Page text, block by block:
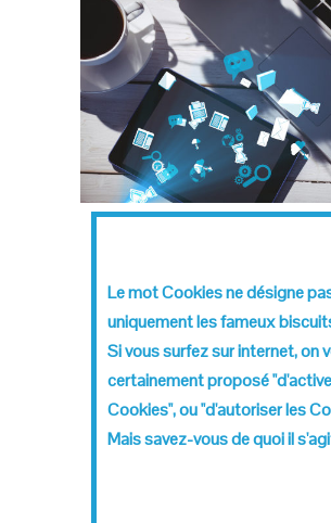
Le mot Cookies ne désigne
uniquement les fameux
Si vous surfez sur internet, on
certainement proposé
Cookies", ou "d'autoriser les
Mais savez-vous de quoi il